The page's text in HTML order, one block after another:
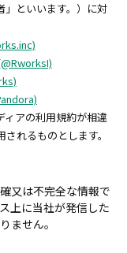
」といいます。）に対
ィアの利用規約が相違
れるものとします。
又は不完全な情報で
上に当社が発信した
ません。